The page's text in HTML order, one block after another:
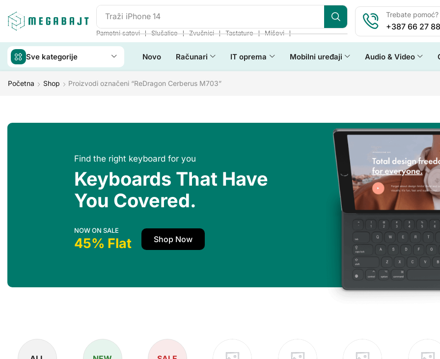
Traži JBL Go 2
Pametni satovi ❘ Slušalice ❘ Zvučnici ❘ Tastature ❘ Miševi ❘
Trebate
+387 66 27
Sve kategorije Novo Računari IT oprema Mobilni uređaji Audio & Video
Početna Shop Proizvodi označeni “ReDragon Cerberus M703”
Find the right keyboard for you
Keyboards That Have
You Covered.
NOW ON SALE
45% Flat Shop Now